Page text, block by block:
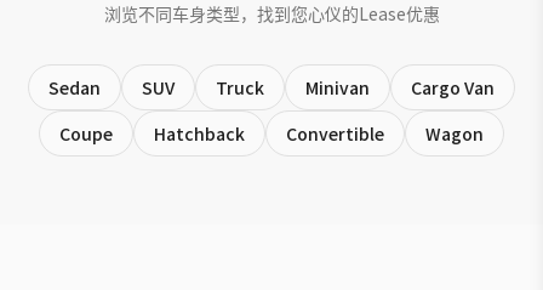
浏览不同车身类型，找到您心仪的Lease优惠
Sedan SUV Truck Minivan
Cargo Van
Coupe
Hatchback Convertible Wagon